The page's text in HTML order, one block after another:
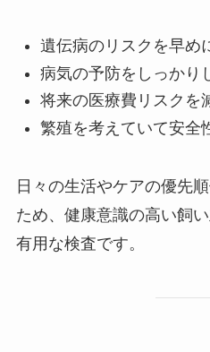
遺伝病のリスクを早め
病気の予防をしっかり
将来の医療費リスクを
繁殖を考えていて安全
日々の生活やケアの優先
ため、健康意識の高い飼
有用な検査です。